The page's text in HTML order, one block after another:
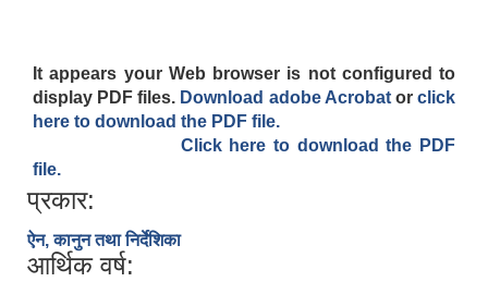
It appears your Web browser is not configured to
display PDF files. Download adobe Acrobat orclick
here to download the PDF file.
Click here to download the PDF
file.
प्रकार:
ऐन, कानुन तथा निर्देशिका
आर्थिक वर्ष: